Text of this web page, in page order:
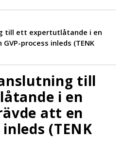
till ett expertutlåtande i en
process inleds (TENK
till
i en
att en
(TENK